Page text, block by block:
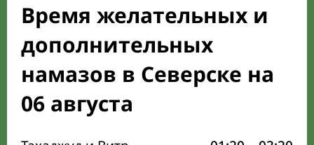
Время желательных и
дополнительных
намазов в Северске на
06 августа